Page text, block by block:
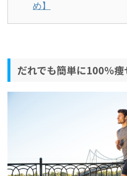
め】
だれでも簡単に100％